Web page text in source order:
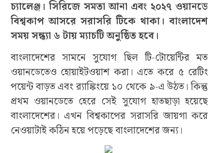
চ্যালেঞ্জ। সিরিজে সমতা আনা এবং ২০২৭ ওয়ানডে
বিশ্বকাপ আসরে সরাসরি টিকে থাকা। বাংলাদেশ
সময় সন্ধ্যা ৬ টায় ম্যাচটি অনুষ্ঠিত হবে।
বাংলাদেশের সামনে সুযোগ ছিল টি-টোয়েন্টির মত
ওয়ানডেতেও হোয়াইটওয়াশ করা। এতে করে ৫ রেটিং
পয়েন্ট বাড়ত এবং র‍্যাঙ্কিংয়ে ১০ থেকে ৯-এ উঠত। কিন্তু
প্রথম ওয়ানডেতে হেরে সেই সুযোগ হাতছাড়া হয়েছে
বাংলাদেশের। এখন বিশ্বকাপের সরাসরি জায়গা করে
নেওয়াটাই কঠিন হয়ে পড়েছে বাংলাদেশের জন্য।